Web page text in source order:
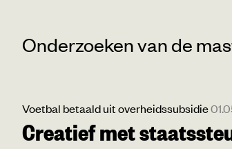
Onderzoeken van de
Voetbal betaald uit overheidssubsidie
Creatief met